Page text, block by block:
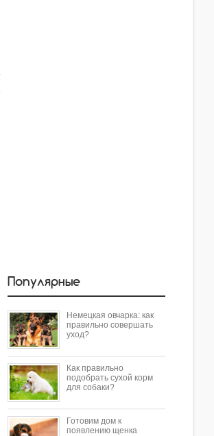
Популярные
Немецкая овчарка: как
правильно совершать
уход?
Как правильно
подобрать сухой корм
для собаки?
Готовим дом к
появлению щенка